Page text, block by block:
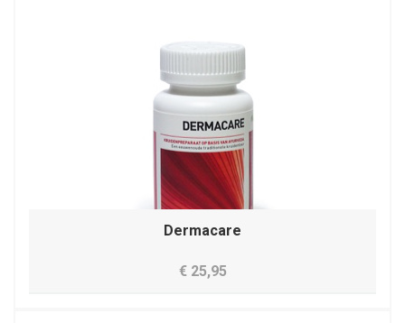
Dermacare
€ 25,95